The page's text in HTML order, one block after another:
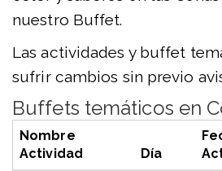
nuestro Buffet.
Las actividades y buffet
sufrir cambios sin previo
Buffets temáticos en
Nombre
Actividad
Día